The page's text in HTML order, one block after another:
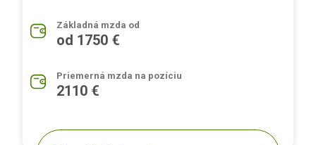
Základná mzda od
od 1750 €
Priemerná mzda na pozíciu
2110 €